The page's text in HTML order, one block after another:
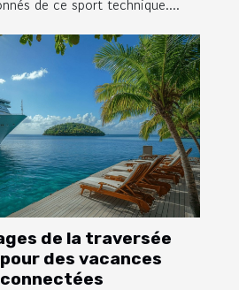
de ce sport technique....
de la traversée
des vacances